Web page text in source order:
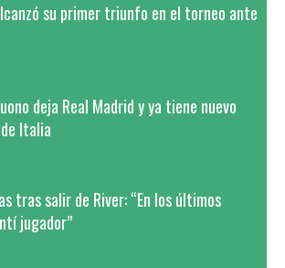
su primer triunfo en el torneo ante
deja Real Madrid y ya tiene nuevo
Italia
tras salir de River: “En los últimos
jugador”